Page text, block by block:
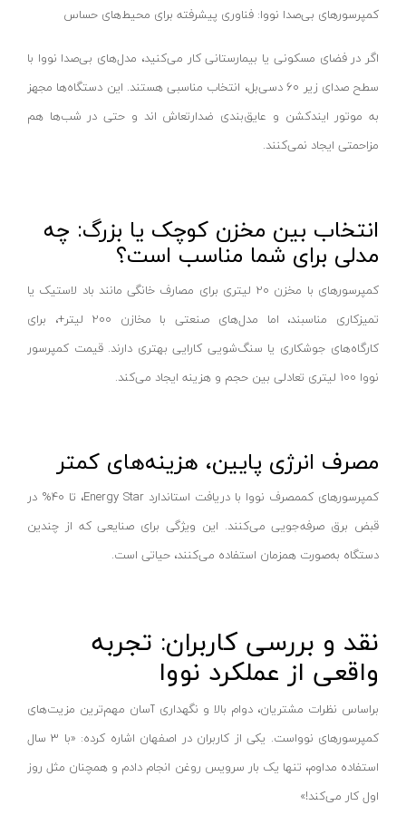
بتن کن ۵ شیار
دریل بتن کن ۵ شیار
چکش تخریب
دریل بتن کن ۴ شیار
فرز آهنگری
فرز سنگبری
فرز همه کاره
اره بتن بر
فرز بیسکویتی
فرز نووا
فرز کنزاکس
فرز انگشتی گلو کوتاه
فرز انگشتی گلو بلند
شیارزن دو تیغ
بکس برقی
پیچ گوشتی برقی
پولیش زن برقی
سنگ رومیزی
بتن ساب‌ها
زارا-ZARA
عمارت-EMARAT
زیمبرگ-ZIMBERG
فمی-FEMI
اس تی ای-STA
هاردکس-HARDEX
دوو-DAEWOO
اتنسی-OTENCI
ویتال-VITAL
SHARAN
آما-AMA
میکا-MICA
یونیتی-UNI-T
توان جم-TAVAN JAM
نجم-NAJM
تایگر هد-TIGER HEAD
فرود-FREUD
کارناوال-KARNAVAL
فورس-FORCE
مگا-Mega
کمپرسورهای بی‌صدا نووا: فناوری پیشرفته برای محیط‌های حساس
اگر در فضای مسکونی یا بیمارستانی کار می‌کنید، مدل‌های بی‌صدا نووا با
سطح صدای زیر ۶۰ دسی‌بل، انتخاب مناسبی هستند. این دستگاه‌ها مجهز
به موتور ایندکشن و عایق‌بندی ضدارتعاش اند و حتی در شب‌ها هم
مزاحمتی ایجاد نمی‌کنند.
انتخاب بین مخزن کوچک یا بزرگ: چه
مدلی برای شما مناسب است؟
کمپرسورهای با مخزن ۲۰ لیتری برای مصارف خانگی مانند باد لاستیک یا
تمیزکاری مناسبند، اما مدل‌های صنعتی با مخازن ۲۰۰ لیتر+، برای
کارگاه‌های جوشکاری یا سنگ‌شویی کارایی بهتری دارند. قیمت کمپرسور
نووا ۱۰۰ لیتری تعادلی بین حجم و هزینه ایجاد می‌کند.
مصرف انرژی پایین، هزینه‌های کمتر
کمپرسورهای کممصرف نووا با دریافت استاندارد Energy Star، تا ۴۰% در
قبض برق صرفه‌جویی می‌کنند. این ویژگی برای صنایعی که از چندین
دستگاه به‌صورت همزمان استفاده می‌کنند، حیاتی است.
نقد و بررسی کاربران: تجربه
واقعی از عملکرد نووا
براساس نظرات مشتریان، دوام بالا و نگهداری آسان مهم‌ترین مزیت‌های
کمپرسورهای نوواست. یکی از کاربران در اصفهان اشاره کرده: «با ۳ سال
استفاده مداوم، تنها یک بار سرویس روغن انجام دادم و همچنان مثل روز
اول کار می‌کند!»